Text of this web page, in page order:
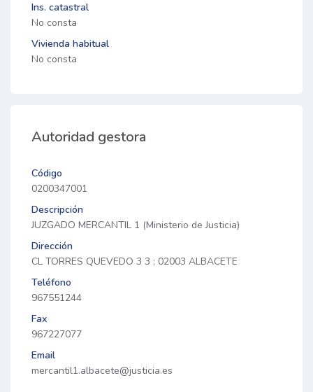
Ins. catastral
No consta
Vivienda habitual
No consta
Autoridad gestora
Código
0200347001
Descripción
JUZGADO MERCANTIL 1 (Ministerio de Justicia)
Dirección
CL TORRES QUEVEDO 3 3 ; 02003 ALBACETE
Teléfono
967551244
Fax
967227077
Email
mercantil1.albacete@justicia.es